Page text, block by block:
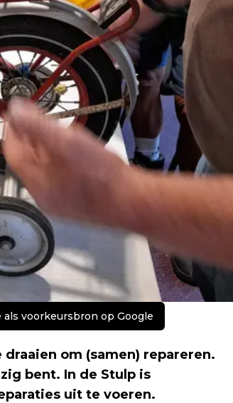
als voorkeursbron op Google
om (samen) repareren.
bent. In de Stulp is
uit te voeren.